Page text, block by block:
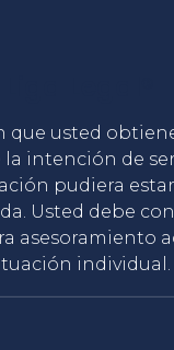
que usted
la intención de
pudiera
Usted debe
asesoramiento
individual.